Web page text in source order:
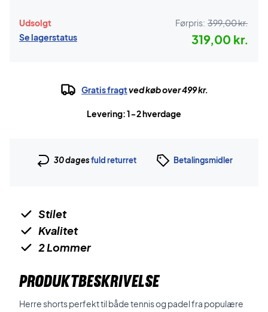
Udsolgt
Se lagerstatus
Førpris: 399,00 kr.
319,00 kr.
Gratis fragtved køb over 499 kr.
Levering: 1-2 hverdage
30 dagesfuld returret Betalingsmidler
Stilet
Kvalitet
2 Lommer
PRODUKTBESKRIVELSE
Herre shorts perfekt til både tennis og padel fra populære